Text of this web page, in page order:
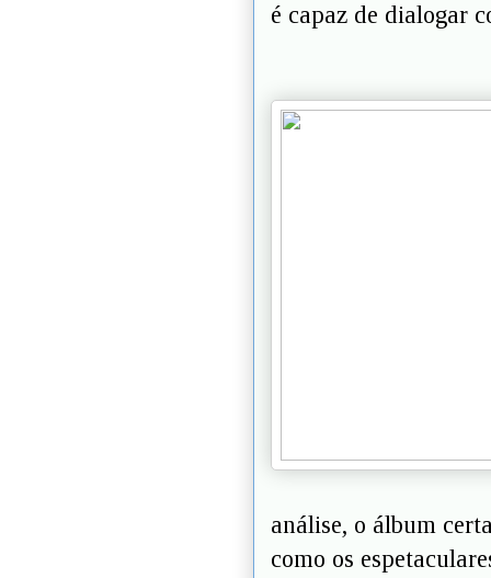
é capaz de dialogar
análise, o álbum
como os